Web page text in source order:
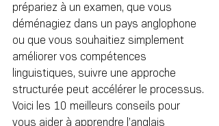
prépariez à un examen, que vous
déménagiez dans un pays anglophone
ou que vous souhaitiez simplement
améliorer vos compétences
linguistiques, suivre une approche
structurée peut accélérer le processus.
Voici les 10 meilleurs conseils pour
vous aider à apprendre l’anglais